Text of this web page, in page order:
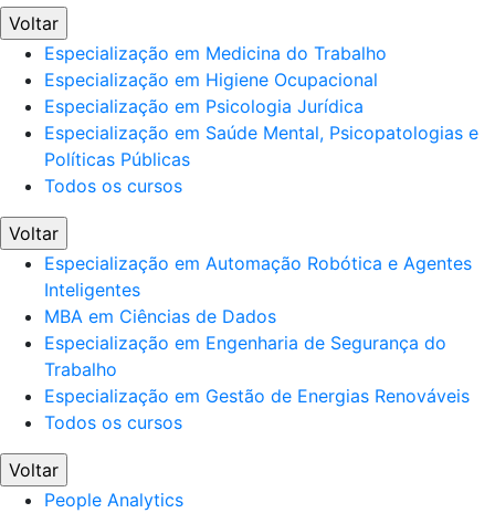
Voltar
Especialização em Medicina do Trabalho
Especialização em Higiene Ocupacional
Especialização em Psicologia Jurídica
Especialização em Saúde Mental, Psicopatologias e
Políticas Públicas
Todos os cursos
Voltar
Especialização em Automação Robótica e Agentes
Inteligentes
MBA em Ciências de Dados
Especialização em Engenharia de Segurança do
Trabalho
Especialização em Gestão de Energias Renováveis
Todos os cursos
Voltar
People Analytics